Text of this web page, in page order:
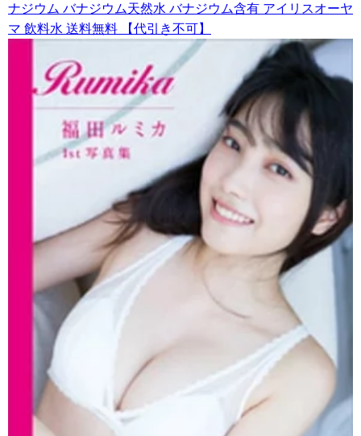
ナジウム バナジウム天然水 バナジウム含有 アイリスオーヤ
マ 飲料水 送料無料 【代引き不可】